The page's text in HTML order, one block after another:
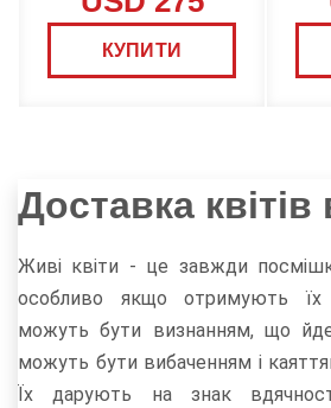
КУПИТИ
Доставка
Живі квіти - це завжди
особливо якщо отримують їх
можуть бути визнанням, що
можуть бути вибаченням і
Їх дарують на знак